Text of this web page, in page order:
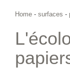
Home - surfaces -